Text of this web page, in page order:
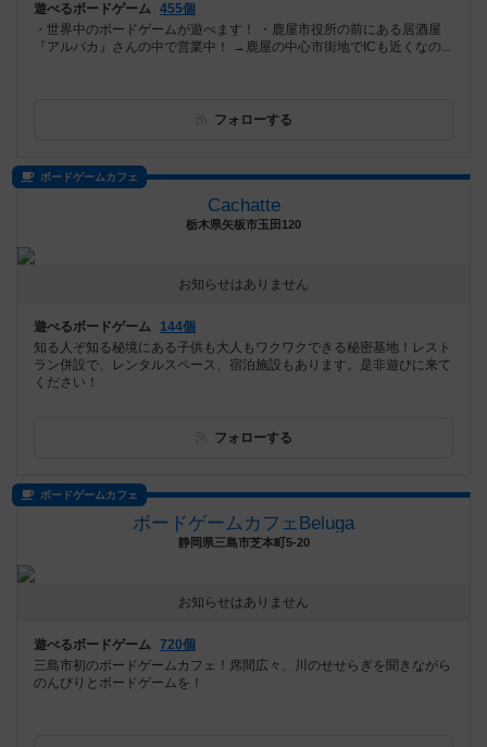
遊べるボードゲーム 455個
・世界中のボードゲームが遊べます！ ・鹿屋市役所の前にある居酒屋
『アルパカ』さんの中で営業中！ →鹿屋の中心市街地でICも近くなの...
フォローする
ボードゲームカフェ
Cachatte
栃木県矢板市玉田120
お知らせはありません
遊べるボードゲーム
144個
知る人ぞ知る秘境にある子供も大人もワクワクできる秘密基地！レスト
ラン併設で、レンタルスペース、宿泊施設もあります。是非遊びに来て
ください！
フォローする
ボードゲームカフェ
ボードゲームカフェBeluga
静岡県三島市芝本町5-20
お知らせはありません
遊べるボードゲーム 720個
三島市初のボードゲームカフェ！席間広々、川のせせらぎを聞きながら
のんびりとボードゲームを！